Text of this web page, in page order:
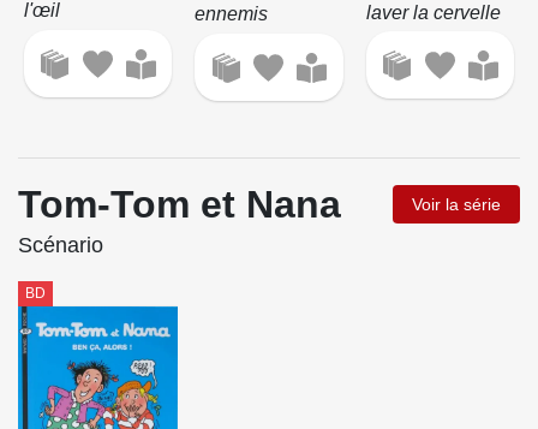
l'œil
ennemis
laver la cervelle
Tom-Tom et Nana Voir la série
Scénario
BD